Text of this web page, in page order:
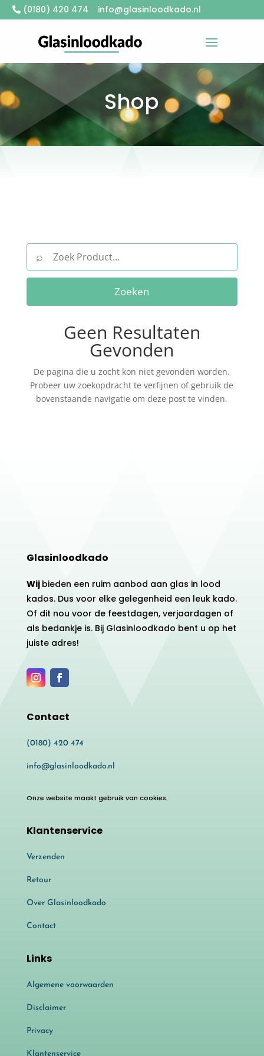
(0180) 420 474 info@glasinloodkado.nl
Shop
⌕
Zoeken
Geen Resultaten
Gevonden
De pagina die u zocht kon niet gevonden worden.
Probeer uw zoekopdracht te verfijnen of gebruik de
bovenstaande navigatie om deze post te vinden.
Glasinloodkado
Wij bieden een ruim aanbod aan glas in lood
kados. Dus voor elke gelegenheid een leuk kado.
Of dit nou voor de feestdagen, verjaardagen of
als bedankje is. Bij Glasinloodkado bent u op het
juiste adres!
Contact
(0180) 420 474
info@glasinloodkado.nl
Onze website maakt gebruik van cookies.
Klantenservice
Verzenden
Retour
Over Glasinloodkado
Contact
Links
Algemene voorwaarden
Disclaimer
Privacy
Klantenservice